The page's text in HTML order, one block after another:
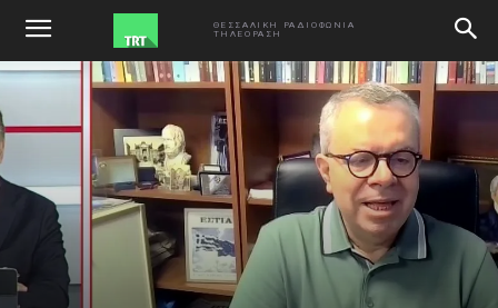
ΘΕΣΣΑΛΙΚΗ ΡΑΔΙΟΦΩΝΙΑ
ΤΗΛΕΟΡΑΣΗ
ΑΡΧΙΚΗ